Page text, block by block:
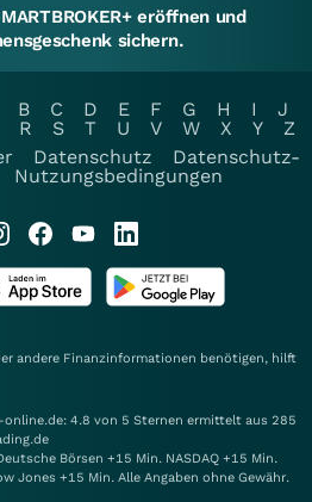
eröffnen und
sichern.
B C D E F G H I
J
R S T U V W X Y
Z
Datenschutz
Datenschutz-
Nutzungsbedingungen
andere Finanzinformationen benötigen, hilft
4.8 von 5 Sternen ermittelt aus 285
Börsen +15 Min. NASDAQ +15 Min.
Jones +15 Min. Alle Angaben ohne Gewähr.